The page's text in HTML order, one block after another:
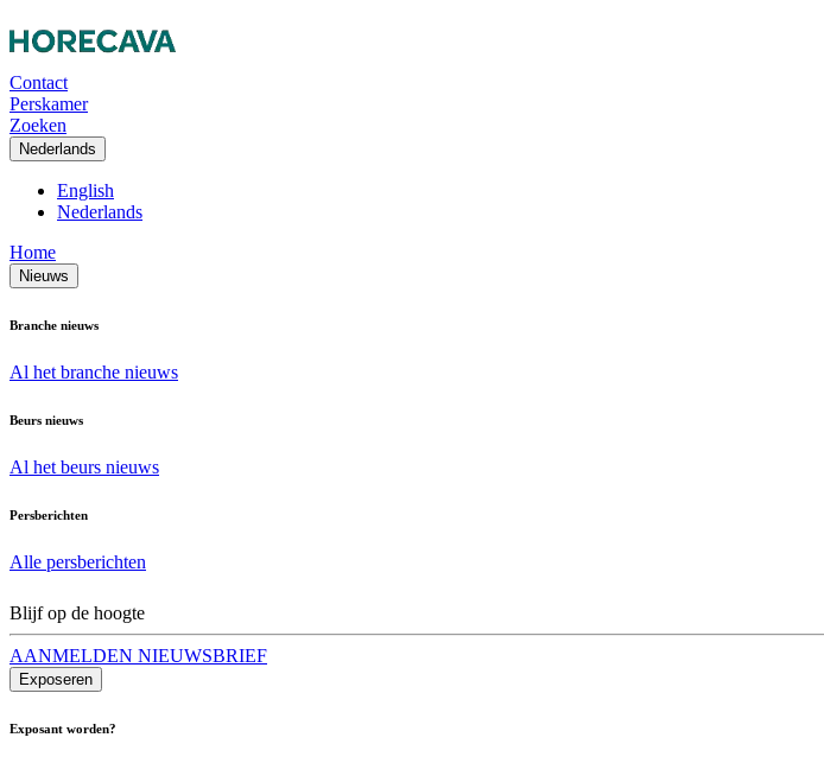
Contact
Perskamer
Zoeken
Nederlands
English
Nederlands
Home
Nieuws
Branche nieuws
Al het branche nieuws
Beurs nieuws
Al het beurs nieuws
Persberichten
Alle persberichten
Blijf op de hoogte
AANMELDEN NIEUWSBRIEF
Exposeren
Exposant worden?